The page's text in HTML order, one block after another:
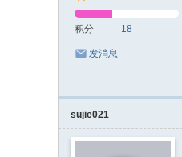
积分 18
发消息
sujie021